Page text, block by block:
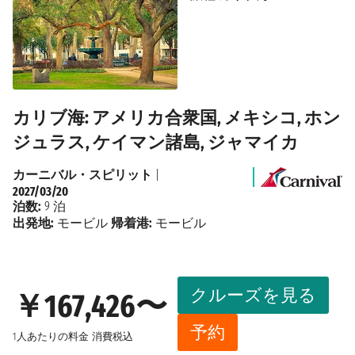
カリブ海: アメリカ合衆国, メキシコ, ホン
ジュラス, ケイマン諸島, ジャマイカ
￥167,426〜
1人あたりの料金 消費税込
クルーズを見る
予約
カーニバル・スピリット
2027/03/20
泊数: 9 泊
出発地: モービル 帰着港: モービル